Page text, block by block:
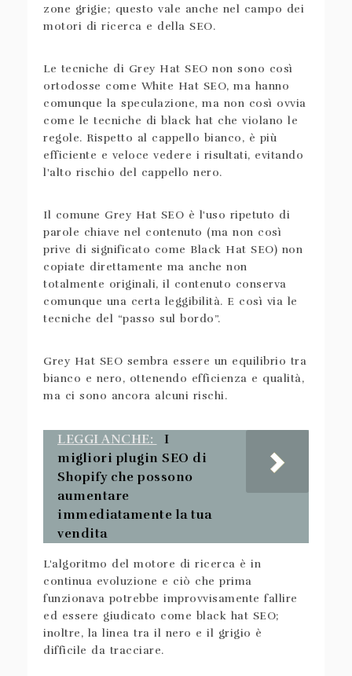
zone grigie; questo vale anche nel campo dei
motori di ricerca e della SEO.
Le tecniche di Grey Hat SEO non sono così
ortodosse come White Hat SEO, ma hanno
comunque la speculazione, ma non così ovvia
come le tecniche di black hat che violano le
regole. Rispetto al cappello bianco, è più
efficiente e veloce vedere i risultati, evitando
l'alto rischio del cappello nero.
Il comune Grey Hat SEO è l'uso ripetuto di
parole chiave nel contenuto (ma non così
prive di significato come Black Hat SEO) non
copiate direttamente ma anche non
totalmente originali, il contenuto conserva
comunque una certa leggibilità. E così via le
tecniche del “passo sul bordo”.
Grey Hat SEO sembra essere un equilibrio tra
bianco e nero, ottenendo efficienza e qualità,
ma ci sono ancora alcuni rischi.
LEGGI ANCHE:
I
migliori plugin SEO di
Shopify che possono
aumentare
immediatamente la tua
vendita
L'algoritmo del motore di ricerca è in
continua evoluzione e ciò che prima
funzionava potrebbe improvvisamente fallire
ed essere giudicato come black hat SEO;
inoltre, la linea tra il nero e il grigio è
difficile da tracciare.